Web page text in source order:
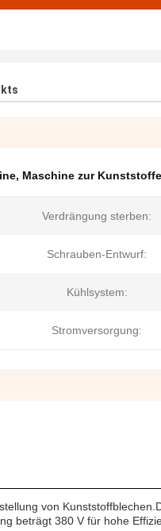
, Maschine zur
Verdrängung sterben:
Schrauben-Entwurf:
Kühlsystem:
Stromversorgung:
von
beträgt 380 V für hohe